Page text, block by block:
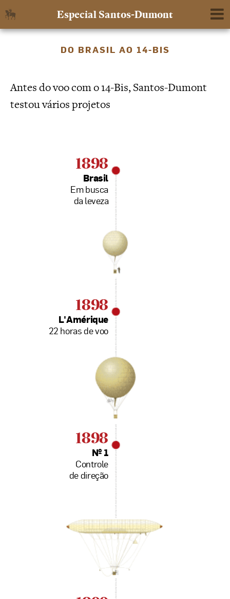
Especial Santos-Dumont
DO BRASIL AO 14-BIS
Antes do voo com o 14-Bis, Santos-Dumont
testou vários projetos